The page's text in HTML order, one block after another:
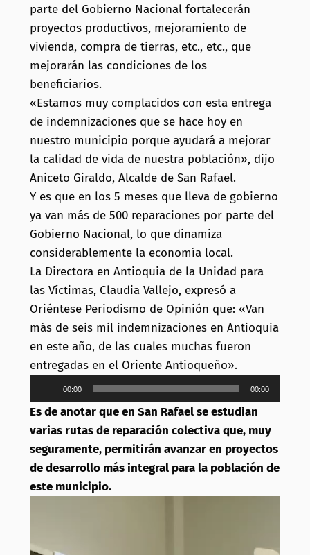
parte del Gobierno Nacional fortalecerán
proyectos productivos, mejoramiento de
vivienda, compra de tierras, etc., etc., que
mejorarán las condiciones de los
beneficiarios.
«Estamos muy complacidos con esta entrega
de indemnizaciones que se hace hoy en
nuestro municipio porque ayudará a mejorar
la calidad de vida de nuestra población», dijo
Aniceto Giraldo, Alcalde de San Rafael.
Y es que en los 5 meses que lleva de gobierno
ya van más de 500 reparaciones por parte del
Gobierno Nacional, lo que dinamiza
considerablemente la economía local.
La Directora en Antioquia de la Unidad para
las Víctimas, Claudia Vallejo, expresó a
Oriéntese Periodismo de Opinión que: «Van
más de seis mil indemnizaciones en Antioquia
en este año, de las cuales muchas fueron
entregadas en el Oriente Antioqueño».
Reproductor
de
audio
00:00 00:00
Es de anotar que en San Rafael se estudian
varias rutas de reparación colectiva que, muy
seguramente, permitirán avanzar en proyectos
de desarrollo más integral para la población de
este municipio.
vídeo